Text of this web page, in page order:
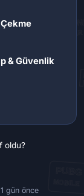
& Güvenlik
oldu?
gün önce